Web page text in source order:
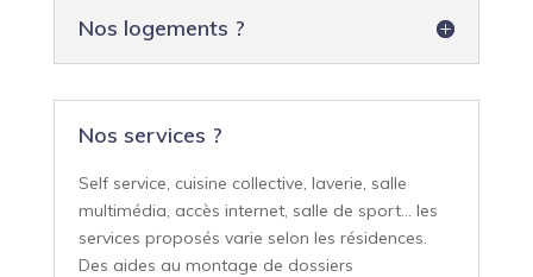
Nos logements ?
Nos services ?
Self service, cuisine collective, laverie, salle
multimédia, accès internet, salle de sport… les
services proposés varie selon les résidences.
Des aides au montage de dossiers